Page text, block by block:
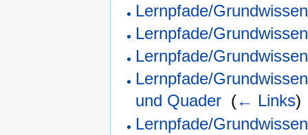
Lernpfade/
Lernpfade/
Lernpfade/
Lernpfade/
und Quader (← Links)
Lernpfade/